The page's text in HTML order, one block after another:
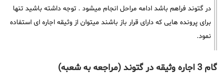
در گتوند فراهم باشد ادامه مراحل انجام میشود . توجه داشته باشید تنها
برای پرونده هایی که دارای قرار باز باشند میتوان از وثیقه اجاره ای استفاده
نمود.
گام 3 اجاره وثیقه در گتوند (مراجعه به شعبه)